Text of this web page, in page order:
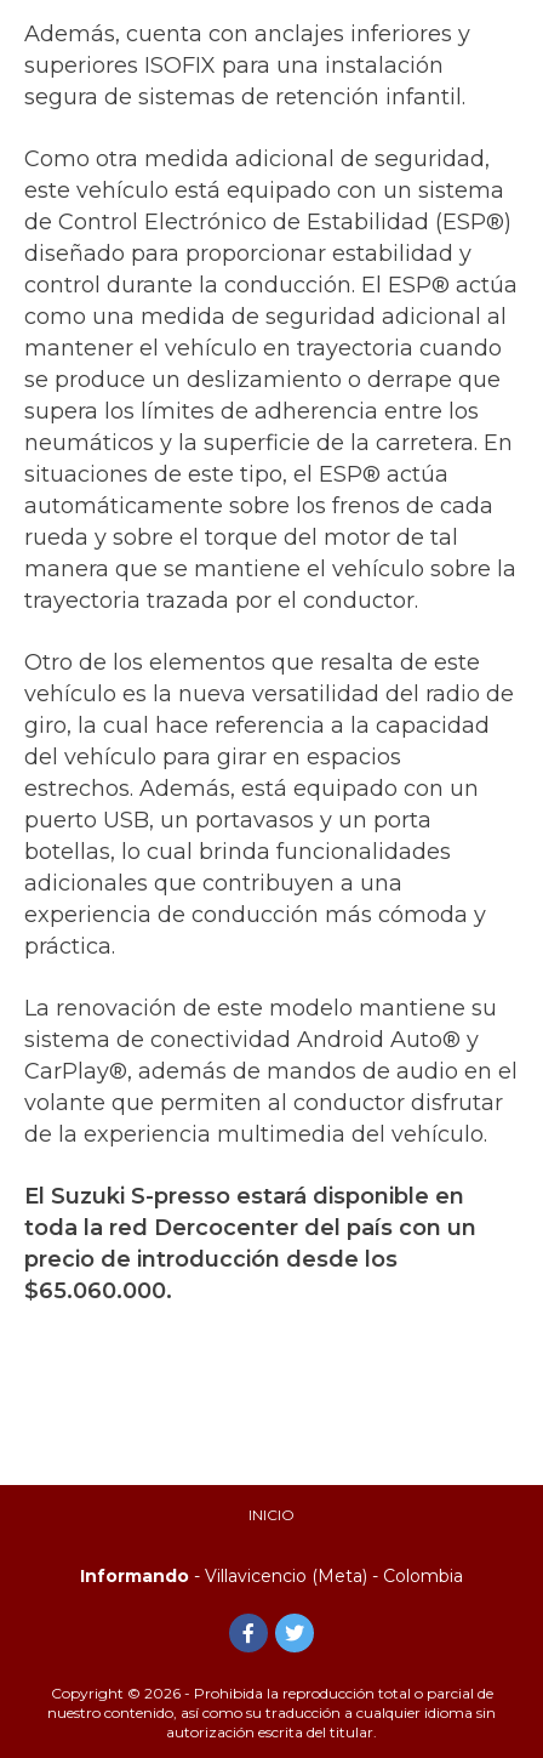
Además, cuenta con anclajes inferiores y
superiores ISOFIX para una instalación
segura de sistemas de retención infantil.
Como otra medida adicional de seguridad,
este vehículo está equipado con un sistema
de Control Electrónico de Estabilidad (ESP®)
diseñado para proporcionar estabilidad y
control durante la conducción. El ESP® actúa
como una medida de seguridad adicional al
mantener el vehículo en trayectoria cuando
se produce un deslizamiento o derrape que
supera los límites de adherencia entre los
neumáticos y la superficie de la carretera. En
situaciones de este tipo, el ESP® actúa
automáticamente sobre los frenos de cada
rueda y sobre el torque del motor de tal
manera que se mantiene el vehículo sobre la
trayectoria trazada por el conductor.
Otro de los elementos que resalta de este
vehículo es la nueva versatilidad del radio de
giro, la cual hace referencia a la capacidad
del vehículo para girar en espacios
estrechos. Además, está equipado con un
puerto USB, un portavasos y un porta
botellas, lo cual brinda funcionalidades
adicionales que contribuyen a una
experiencia de conducción más cómoda y
práctica.
La renovación de este modelo mantiene su
sistema de conectividad Android Auto® y
CarPlay®, además de mandos de audio en el
volante que permiten al conductor disfrutar
de la experiencia multimedia del vehículo.
El Suzuki S-presso estará disponible en
toda la red Dercocenter del país con un
precio de introducción desde los
$65.060.000.
INICIO
Informando - Villavicencio (Meta) - Colombia
Copyright © 2026 - Prohibida la reproducción total o parcial de
nuestro contenido, así como su traducción a cualquier idioma sin
autorización escrita del titular.